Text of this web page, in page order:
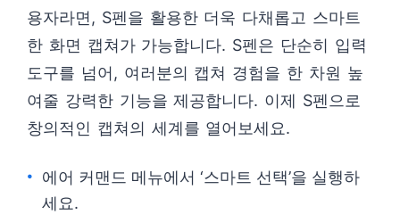
용자라면, S펜을 활용한 더욱 다채롭고 스마트
한 화면 캡쳐가 가능합니다. S펜은 단순히 입력
도구를 넘어, 여러분의 캡쳐 경험을 한 차원 높
여줄 강력한 기능을 제공합니다. 이제 S펜으로
창의적인 캡쳐의 세계를 열어보세요.
에어 커맨드 메뉴에서 ‘스마트 선택’을 실행하
세요.